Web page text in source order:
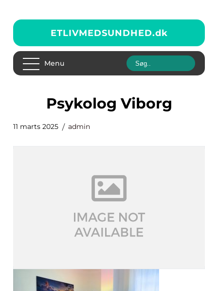
ETLIVMEDSUNDHED.dk
Menu
Psykolog Viborg
11 marts 2025 admin